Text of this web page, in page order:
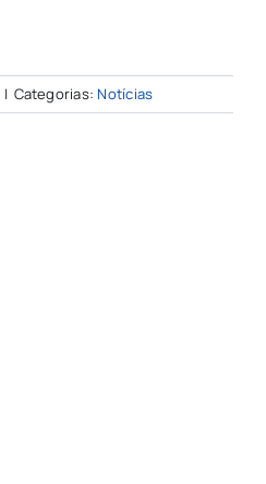
| Categorias:Notícias